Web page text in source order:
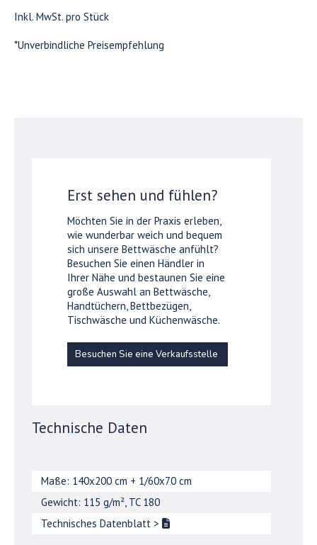
Inkl. MwSt. pro Stück
*Unverbindliche Preisempfehlung
Erst sehen und fühlen?
Möchten Sie in der Praxis erleben,
wie wunderbar weich und bequem
sich unsere Bettwäsche anfühlt?
Besuchen Sie einen Händler in
Ihrer Nähe und bestaunen Sie eine
große Auswahl an Bettwäsche,
Handtüchern, Bettbezügen,
Tischwäsche und Küchenwäsche.
Besuchen Sie eine Verkaufsstelle
Technische Daten
Maße: 140x200 cm + 1/60x70 cm
Gewicht: 115 g/m², TC 180
Technisches Datenblatt >